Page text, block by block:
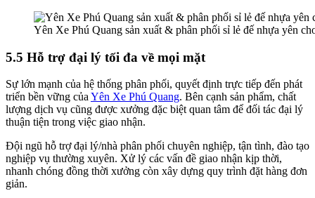
Yên Xe Phú Quang sản xuất & phân phối sỉ lẻ đế nhựa yên
5.5 Hỗ trợ đại lý tối đa về mọi mặt
Sự lớn mạnh của hệ thống phân phối, quyết định trực tiếp đến phát
triển bền vững của Yên Xe Phú Quang. Bên cạnh sản phẩm, chất
lượng dịch vụ cũng được xưởng đặc biệt quan tâm để đối tác đại lý
thuận tiện trong việc giao nhận.
Đội ngũ hỗ trợ đại lý/nhà phân phối chuyên nghiệp, tận tình, đào tạo
nghiệp vụ thường xuyên. Xử lý các vấn đề giao nhận kịp thời,
nhanh chóng đồng thời xưởng còn xây dựng quy trình đặt hàng đơn
giản.